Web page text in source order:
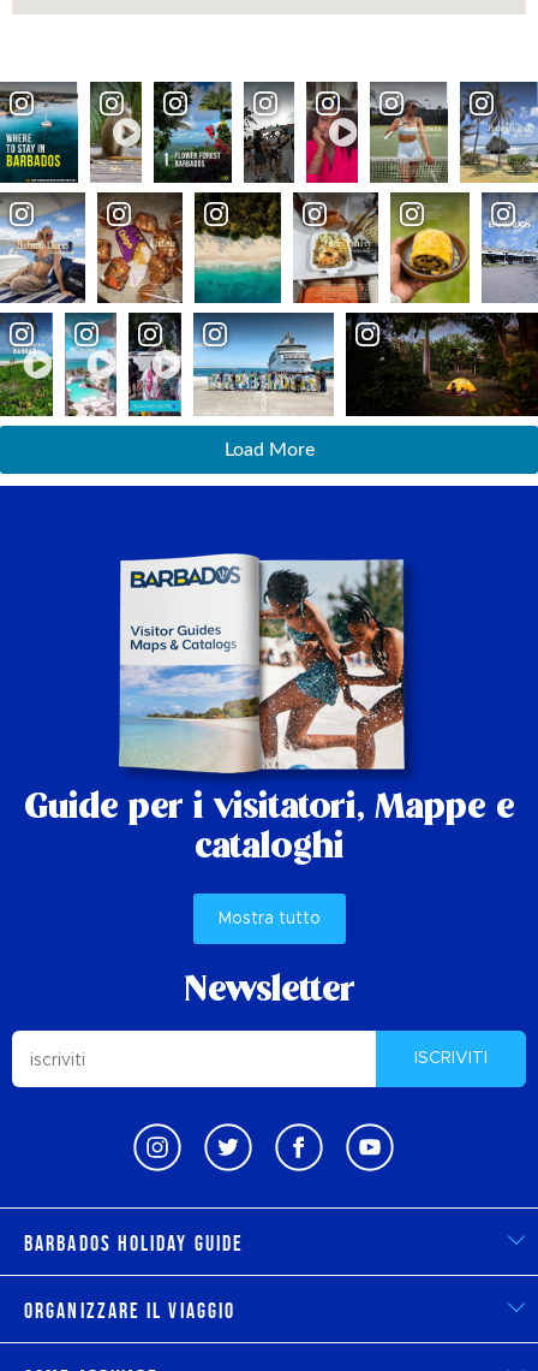
Load More
Guide per i visitatori, Mappe e
cataloghi
Mostra tutto
Newsletter
ISCRIVITI
Barbados Holiday Guide
Organizzare il viaggio